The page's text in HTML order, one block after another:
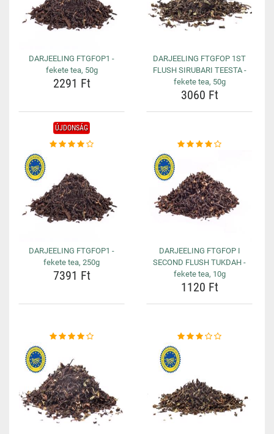
DARJEELING FTGFOP1 -
fekete tea, 50g
2291 Ft
DARJEELING FTGFOP 1ST
FLUSH SIRUBARI TEESTA -
fekete tea, 50g
3060 Ft
ÚJDONSÁG
DARJEELING FTGFOP1 -
fekete tea, 250g
7391 Ft
DARJEELING FTGFOP I
SECOND FLUSH TUKDAH -
fekete tea, 10g
1120 Ft